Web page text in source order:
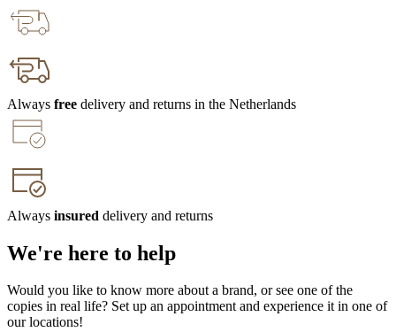
Always free delivery and returns in the Netherlands
Always insured delivery and returns
We're here to help
Would you like to know more about a brand, or see one of the
copies in real life? Set up an appointment and experience it in one of
our locations!